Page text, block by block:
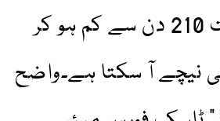
الاٹمنٹ کا وقت 210 دن سے کم ہو کر
نیچے آ سکتا ہے۔واضح